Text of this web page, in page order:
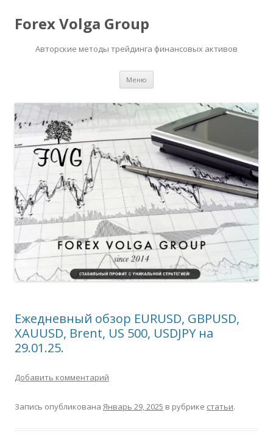
Forex Volga Group
Авторские методы трейдинга финансовых активов
Меню
Ежедневный обзор EURUSD, GBPUSD,
XAUUSD, Brent, US 500, USDJPY на
29.01.25.
Добавить комментарий
Запись опубликована Январь 29, 2025 в рубрике статьи.